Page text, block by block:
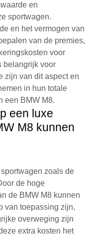
en
sportwagen.
en het vermogen van
van de premies,
voor
belangrijk voor
zijn van dit aspect en
in hun totale
een BMW M8.
een luxe
M8 kunnen
zoals de
de hoge
de BMW M8 kunnen
van toepassing zijn,
overweging zijn
extra kosten het